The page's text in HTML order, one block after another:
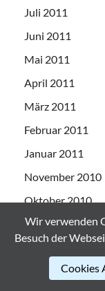
Juli 2011
Juni 2011
Mai 2011
April 2011
März 2011
Februar 2011
Januar 2011
November 2010
Oktober 2010
September 2010
Juli 2008
Wir verwenden
Besuch der
Cookies